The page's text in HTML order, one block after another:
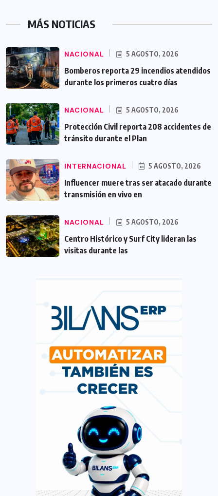
MÁS NOTICIAS
NACIONAL 5 AGOSTO, 2026
Bomberos reporta 29 incendios atendidos
durante los primeros cuatro días
NACIONAL 5 AGOSTO, 2026
Protección Civil reporta 208 accidentes de
tránsito durante el Plan
INTERNACIONAL 5 AGOSTO, 2026
Influencer muere tras ser atacado durante
transmisión en vivo en
NACIONAL 5 AGOSTO, 2026
Centro Histórico y Surf City lideran las
visitas durante las